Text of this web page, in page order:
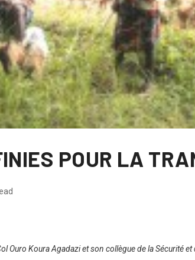
POUR LA
Ouro Koura Agadazi et son collègue de la Sécurité